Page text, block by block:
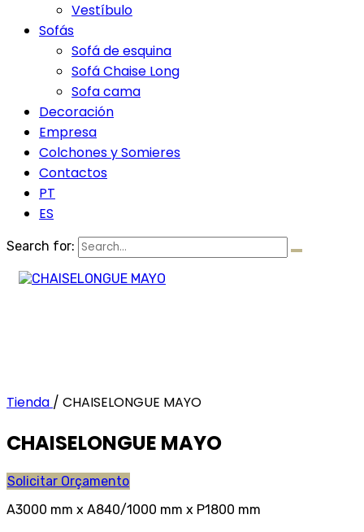
Vestíbulo
Sofás
Sofá de esquina
Sofá Chaise Long
Sofa cama
Decoración
Empresa
Colchones y Somieres
Contactos
PT
ES
Search for:
Tienda / CHAISELONGUE MAYO
CHAISELONGUE MAYO
Solicitar Orçamento
A3000 mm x A840/1000 mm x P1800 mm